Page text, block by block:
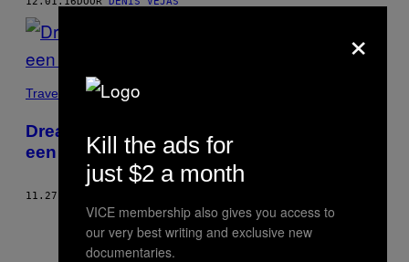
Travel
Dreads, drugs en drumcirkels: foto’s van
een modern hippieparadijs
11.27.16
×
Kill the ads for
just $2 a month
VICE membership also gives you access to
our very best writing and exclusive new
documentaries.